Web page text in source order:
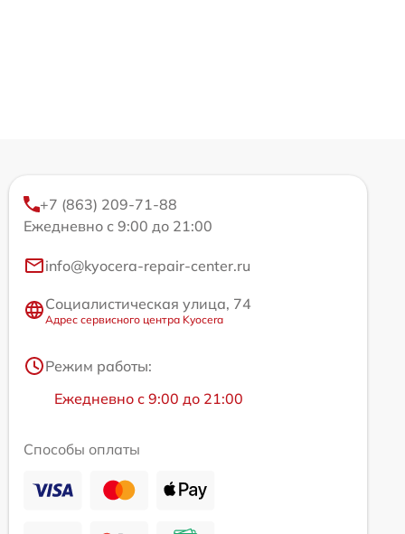
+7 (863) 209-71-88
Ежедневно с 9:00 до 21:00
info@kyocera-repair-center.ru
Социалистическая улица, 74
Адрес сервисного центра Kyocera
Режим работы:
Ежедневно с 9:00 до 21:00
Способы оплаты